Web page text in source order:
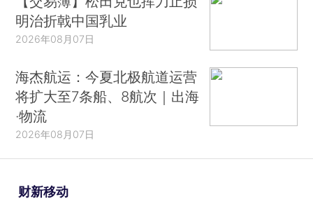
明治折戟中国乳业
2026年08月07日
海杰航运：今夏北极航道运营
将扩大至7条船、8航次｜出海
·物流
2026年08月07日
财新移动